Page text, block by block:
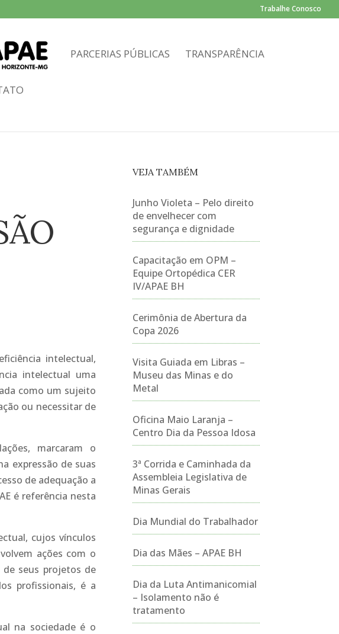
Trabalhe Conosco
PARCERIAS PÚBLICAS TRANSPARÊNCIA
intelectual,
intelectual uma
como um sujeito
ou necessitar de
marcaram o
expressão de suas
de adequação a
é referência nesta
cujos vínculos
ações com o
de seus projetos de
profissionais, é a
na sociedade é o
VEJA TAMBÉM
Junho Violeta – Pelo direito
de envelhecer com
segurança e dignidade
Capacitação em OPM –
Equipe Ortopédica CER
IV/APAE BH
Cerimônia de Abertura da
Copa 2026
Visita Guiada em Libras –
Museu das Minas e do
Metal
Oficina Maio Laranja –
Centro Dia da Pessoa Idosa
3ª Corrida e Caminhada da
Assembleia Legislativa de
Minas Gerais
Dia Mundial do Trabalhador
Dia das Mães – APAE BH
Dia da Luta Antimanicomial
– Isolamento não é
tratamento